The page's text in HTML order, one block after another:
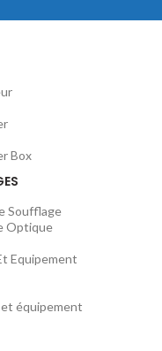
Box
Soufflage
Optique
Equipement
équipement